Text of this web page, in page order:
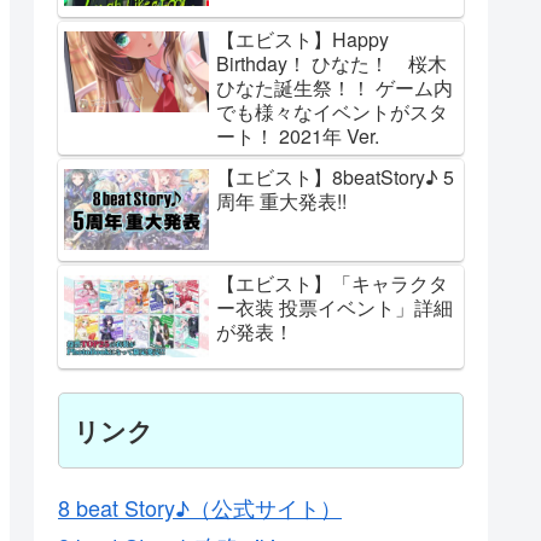
【エビスト】Happy
Birthday！ ひなた！ 桜木
ひなた誕生祭！！ ゲーム内
でも様々なイベントがスタ
ート！ 2021年 Ver.
【エビスト】8beatStory♪ 5
周年 重大発表!!
【エビスト】「キャラクタ
ー衣装 投票イベント」詳細
が発表！
リンク
8 beat Story♪（公式サイト）